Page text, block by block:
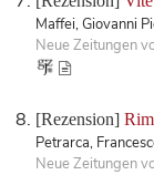
Maffei, Giovanni
Neue Zeitungen
[Rezension]
Petrarca,
Neue Zeitungen